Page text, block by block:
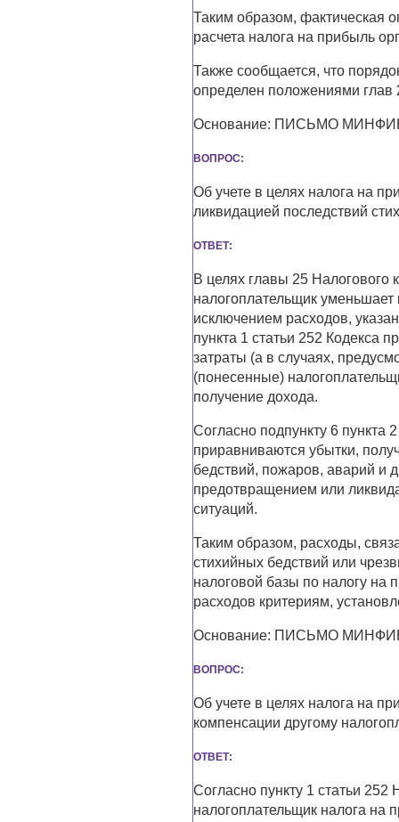
Таким образом, фактическая
расчета налога на прибыль
Также сообщается, что
определен положениями глав
Основание: ПИСЬМО
ВОПРОС:
Об учете в целях налога на
ликвидацией последствий
ОТВЕТ:
В целях главы 25 Налогового
налогоплательщик
исключением расходов,
пункта 1 статьи 252 Кодекса
затраты (а в случаях,
(понесенные)
получение дохода.
Согласно подпункту 6 пункта
приравниваются убытки,
бедствий, пожаров, аварий и
предотвращением или
ситуаций.
Таким образом, расходы,
стихийных бедствий или
налоговой базы по налогу на
расходов критериям,
Основание: ПИСЬМО
ВОПРОС:
Об учете в целях налога на
компенсации другому
ОТВЕТ:
Согласно пункту 1 статьи
налогоплательщик налога на